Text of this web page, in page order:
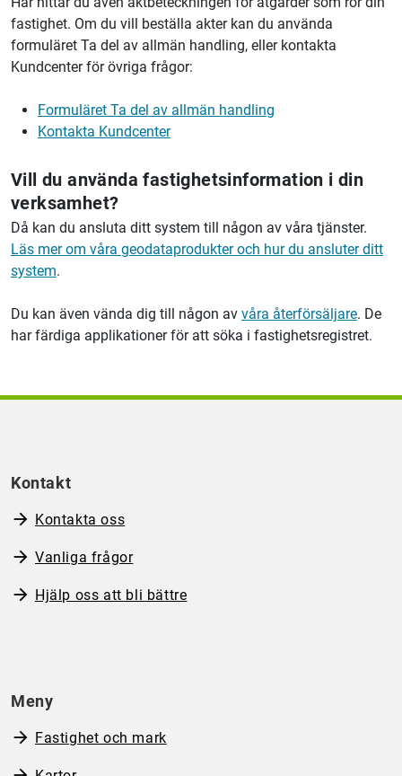
fastighet. Om du vill beställa akter kan du använda
formuläret Ta del av allmän handling, eller kontakta
Kundcenter för övriga frågor:
Formuläret Ta del av allmän handling
Kontakta Kundcenter
Vill du använda fastighetsinformation i din
verksamhet?
Då kan du ansluta ditt system till någon av våra tjänster.
Läs mer om våra geodataprodukter och hur du ansluter ditt
system.
Du kan även vända dig till någon av våra återförsäljare. De
har färdiga applikationer för att söka i fastighetsregistret.
Kontakt
Kontakta oss
Vanliga frågor
Hjälp oss att bli bättre
Meny
Fastighet och mark